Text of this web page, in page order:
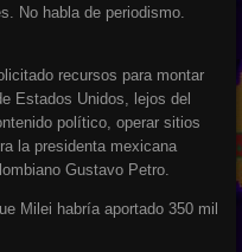
No habla de periodismo.
recursos para montar
Estados Unidos, lejos del
político, operar sitios
la presidenta mexicana
Gustavo Petro.
Milei habría aportado 350 mil